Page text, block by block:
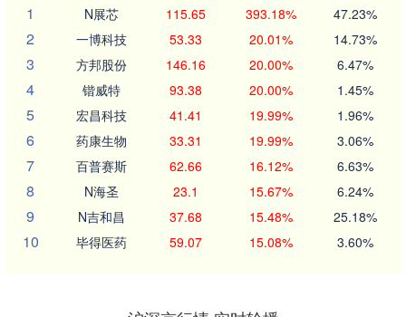
1
N展芯 115.65 393.18% 47.23%
2 一博科技 53.33 20.01% 14.73%
3 方邦股份 146.16 20.00% 6.47%
4 锴威特 93.38 20.00% 1.45%
5 宏昌科技 41.41 19.99% 1.96%
6 药康生物 33.31 19.99% 3.06%
7 百普赛斯 62.66 16.12% 6.63%
8 N海圣 23.1 15.67% 6.24%
9 N吉和昌 37.68 15.48% 25.18%
10 毕得医药 59.07 15.08% 3.60%